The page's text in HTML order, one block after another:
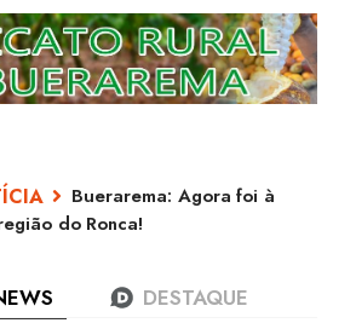
Buerarema: Agora foi à
do Ronca!